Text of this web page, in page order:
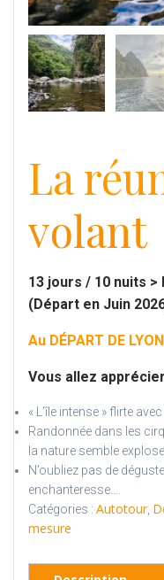
La
volant
13 jours / 10 nuits >
(Départ en Juin
Au DÉPART DE LYON
Vous allez apprécier
« L’île intense » flirte
Randonnée dans les
la nature semble
N’oubliez pas de
enchanteresse….
Catégories : Autotour,
mesure